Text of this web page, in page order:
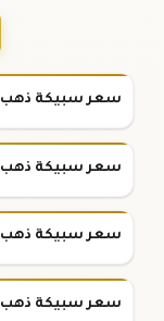
سعر سبيكة ذهب ١ جرام عيار ٢٤
سعر سبيكة ذهب ٢ جرام عيار ٢٤
سعر سبيكة ذهب ٢.٥ جرام عيار ٢٤
سعر سبيكة ذهب ٥ جرام عيار ٢٤